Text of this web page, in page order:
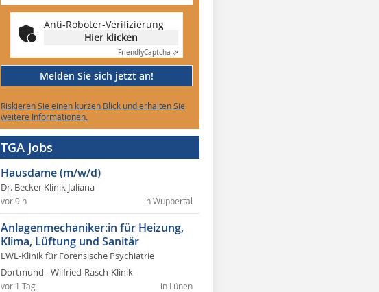
Anti-Roboter-Verifizierung
Hier klicken
FriendlyCaptcha ⇗
Melden Sie sich jetzt an!
Riskieren Sie einen kurzen Blick und erhalten Sie
weitere Informationen.
TGA Jobs
Hausdame (m/w/d)
Dr. Becker Klinik Juliana
in Wuppertal
vor 9 h
Anlagenmechaniker:in für Heizung,
Klima, Lüftung und Sanitär
LWL-Klinik für Forensische Psychiatrie
Dortmund - Wilfried-Rasch-Klinik
in Lünen
vor 1 Tag